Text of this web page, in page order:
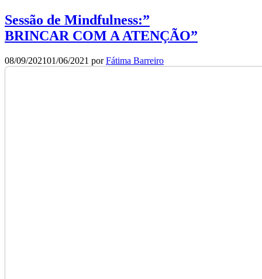
Sessão de Mindfulness:”
BRINCAR COM A ATENÇÃO”
08/09/202101/06/2021 porFátima Barreiro